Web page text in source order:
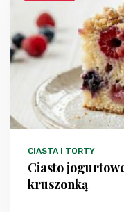
CIASTA I TORTY
Ciasto
kruszonką